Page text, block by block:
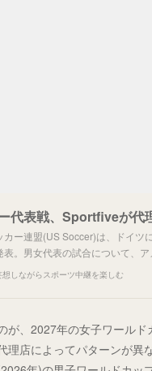
代表戦、Sportfiveが代
カー連盟(US Soccer)は、ドイツ
表。男女代表の試合について、
想しながらスポーツ中継を楽しむ
が、2027年の女子ワールド
理店によってパターンが異